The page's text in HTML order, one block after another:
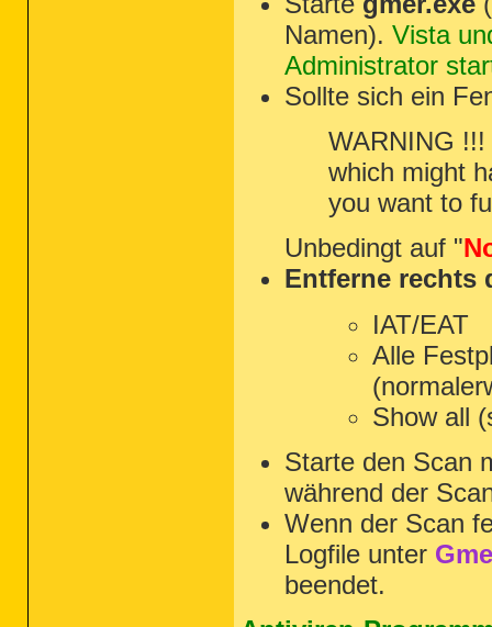
Namen). Vista
Administrator
Sollte sich ein
WARNING
which might
you want to
Unbedingt auf "
Entferne rechts
IAT/EAT
Alle
Show all
Starte den Scan
während der
Wenn der Scan
Logfile unter
beendet.